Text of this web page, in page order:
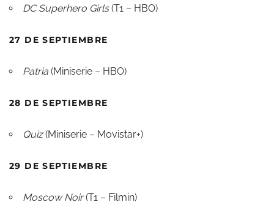
DC Superhero Girls(T1 – HBO)
27 DE SEPTIEMBRE
Patria (Miniserie – HBO)
28 DE SEPTIEMBRE
Quiz(Miniserie – Movistar+)
29 DE SEPTIEMBRE
Moscow Noir(T1 – Filmin)